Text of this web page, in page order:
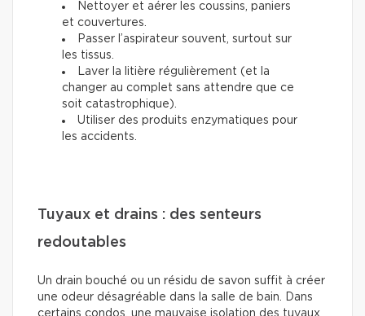
Nettoyer et aérer les coussins, paniers
et couvertures.
Passer l’aspirateur souvent, surtout sur
les tissus.
Laver la litière régulièrement (et la
changer au complet sans attendre que ce
soit catastrophique).
Utiliser des produits enzymatiques pour
les accidents.
Tuyaux et drains : des senteurs
redoutables
Un drain bouché ou un résidu de savon suffit à créer
une odeur désagréable dans la salle de bain. Dans